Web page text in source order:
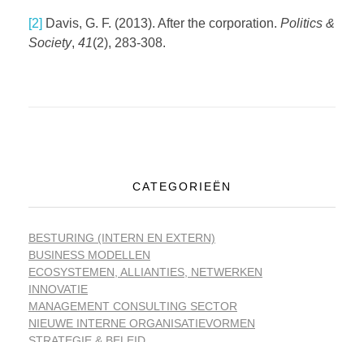
[2] Davis, G. F. (2013). After the corporation. Politics &
Society, 41(2), 283-308.
CATEGORIEËN
BESTURING (INTERN EN EXTERN)
BUSINESS MODELLEN
ECOSYSTEMEN, ALLIANTIES, NETWERKEN
INNOVATIE
MANAGEMENT CONSULTING SECTOR
NIEUWE INTERNE ORGANISATIEVORMEN